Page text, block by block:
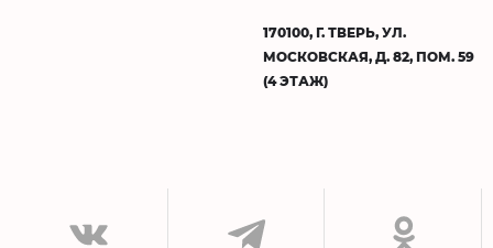
170100, Г. ТВЕРЬ, УЛ.
МОСКОВСКАЯ, Д. 82, ПОМ. 59
(4 ЭТАЖ)